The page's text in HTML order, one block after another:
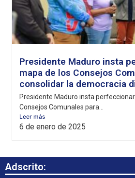
Presidente Maduro insta
mapa de los Consejos
consolidar la democracia
Presidente Maduro insta
Consejos Comunales para...
Leer más
6 de enero de 2025
Adscrito: